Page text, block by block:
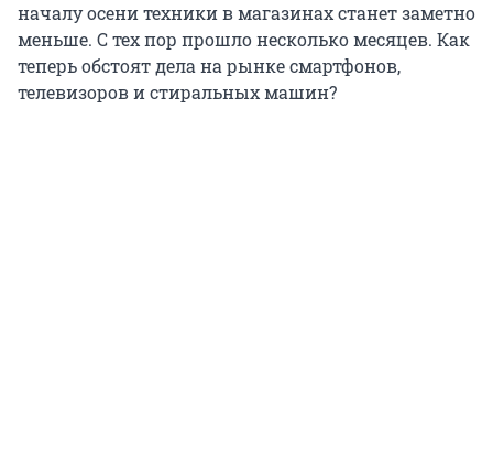
началу осени техники в магазинах станет заметно
меньше. С тех пор прошло несколько месяцев. Как
теперь обстоят дела на рынке смартфонов,
телевизоров и стиральных машин?